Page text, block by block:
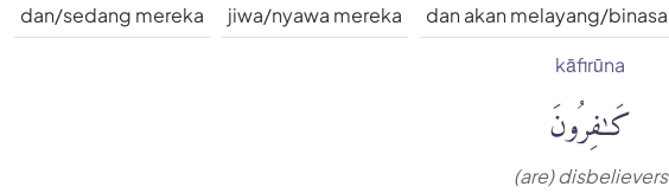
dan akan melayang/binasa
jiwa/nyawa mereka
dan/sedang mereka
kāfirūna
كَٰفِرُونَ
(are) disbelievers